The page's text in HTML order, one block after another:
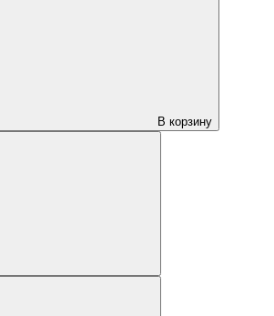
В корзину